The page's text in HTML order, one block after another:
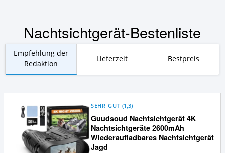
Nachtsichtgerät-Bestenliste
Empfehlung der
Redaktion
Lieferzeit Bestpreis
Guudsoud Nachtsichtgerät 4K
Nachtsichtgeräte 2600mAh
Wiederaufladbares Nachtsichtgerät
Jagd
SEHR GUT (1,3)